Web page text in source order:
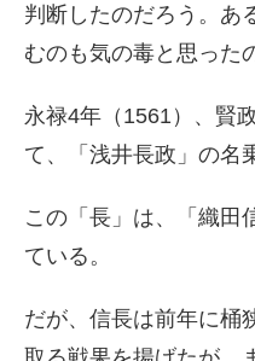
判断したのだろう。あ
むのも気の毒と思った
永禄4年（1561）、賢
て、「浅井長政」の名
この「長」は、「織田
ている。
だが、信長は前年に桶